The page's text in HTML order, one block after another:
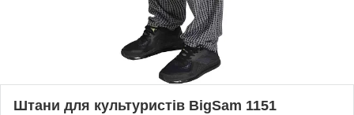
Штани для культуристів BigSam 1151